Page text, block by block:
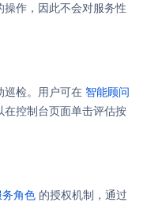
作，因此不会对服务性
巡检。用户可在 智能顾问
在控制台页面单击评估按
务角色 的授权机制，通过